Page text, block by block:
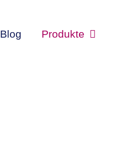
Blog Produkte